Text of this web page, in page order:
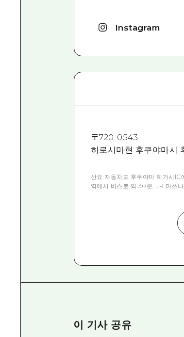
Instagram
〒720-0543
히로시마현 후쿠야마시
산요 자동차도 후쿠야마 히가시
역에서 버스로 약 30분, JR 마쓰
이 기사 공유